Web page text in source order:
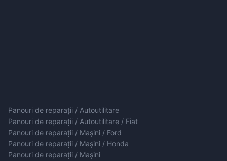
Panouri de reparații / Autoutilitare
Panouri de reparații / Autoutilitare / Fiat
Panouri de reparații / Mașini / Ford
Panouri de reparații / Mașini / Honda
Panouri de reparații / Mașini